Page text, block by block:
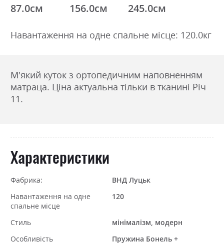
87.0см 156.0см 245.0см
Навантаження на одне спальне місце: 120.0кг
М'який куток з ортопедичним наповненням
матраца. Ціна актуальна тільки в тканині Річ
11.
Характеристики
Фабрика:
ВНД Луцьк
Навантаження на одне
спальне місце
120
Стиль
мінімалізм, модерн
Особливість
Пружина Бонель +